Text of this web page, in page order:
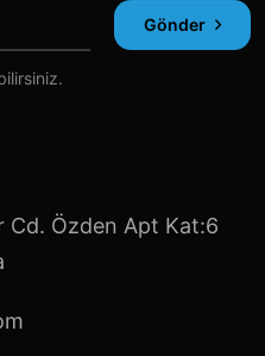
Gönder
Cd. Özden Apt Kat:6